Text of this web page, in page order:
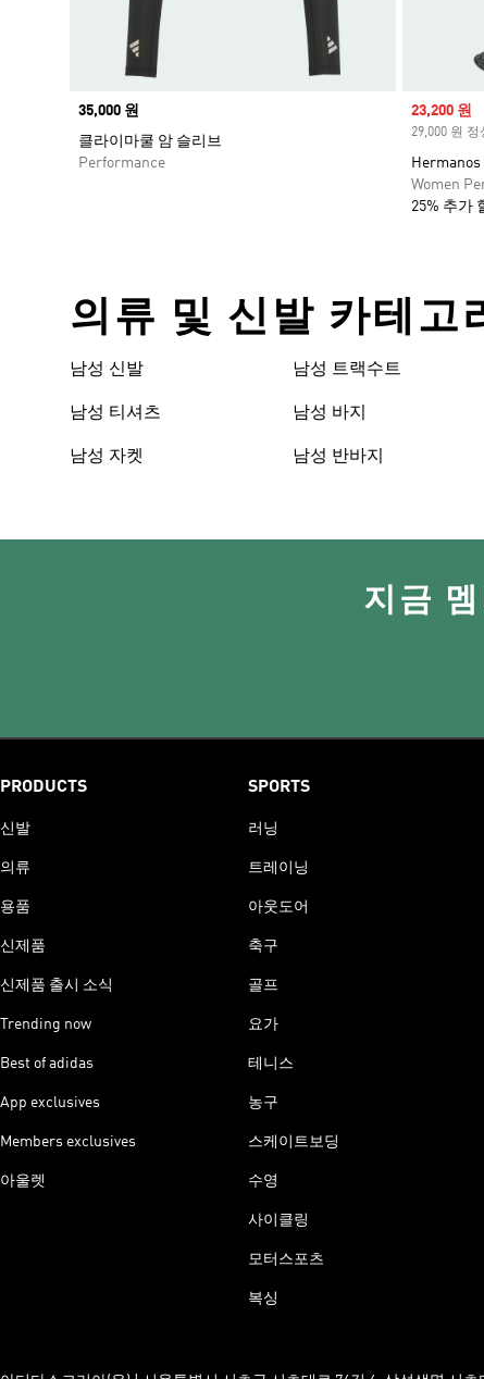
Price
35,000 원
클라이마쿨 암 슬리브
Performance
Sale price
23,200 원
29,000 원 정
Women
25% 추가
의류 및 신발 카테고
남성 신발
남성 티셔츠
남성 자켓
남성 트랙수트
남성 바지
남성 반바지
지금
PRODUCTS
신발
의류
용품
신제품
신제품 출시 소식
Trending now
Best of adidas
App exclusives
Members exclusives
아울렛
SPORTS
러닝
트레이닝
아웃도어
축구
골프
요가
테니스
농구
스케이트보딩
수영
사이클링
모터스포츠
복싱